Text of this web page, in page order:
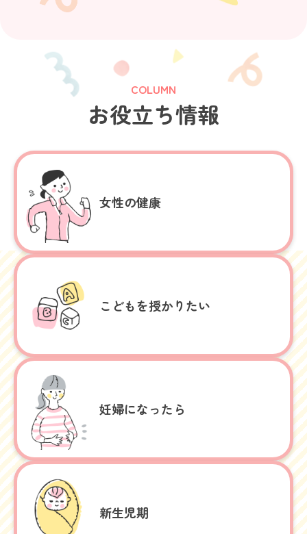
COLUMN
お役立ち情報
女性の健康
こどもを授かりたい
妊婦になったら
新生児期